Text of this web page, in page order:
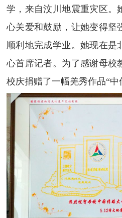
学，来自汶川地震重灾区。
心关爱和鼓励，让她变得坚
顺利地完成学业。她现在是
心首席记者。为了感谢母校
校庆捐赠了一幅羌秀作品“中